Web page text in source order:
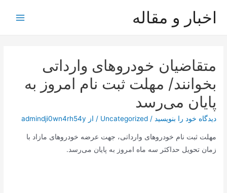
اخبار و مقاله
متقاضیان خودروهای وارداتی
بخوانند/ مهلت ثبت نام امروز به
پایان می‌رسد
دیدگاه‌ خود را بنویسید /
Uncategorized / از admindji0wn4rh54y
مهلت ثبت نام خودروهای وارداتی، جهت عرضه خودروهای مازاد با
زمان تحویل حداکثر سه ماه امروز به پایان می‌رسد.